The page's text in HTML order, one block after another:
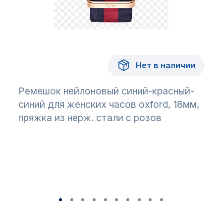
Нет в наличии
Ремешок нейлоновый синий-красный-
синий для женских часов oxford, 18мм,
пряжка из нерж. стали с розов